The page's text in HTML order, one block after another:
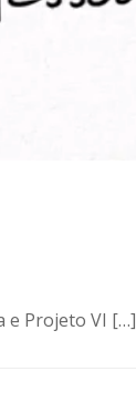
e Projeto VI […]